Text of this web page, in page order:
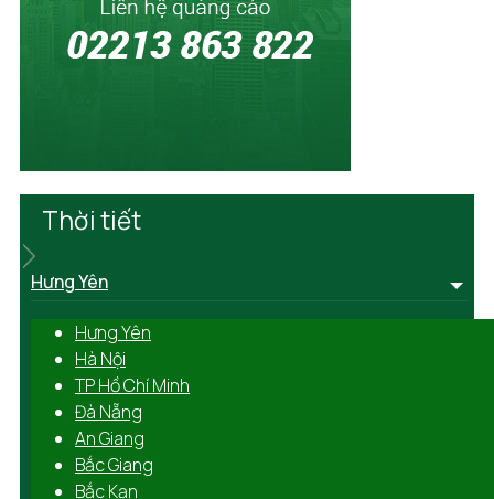
Thời tiết
Hưng Yên
Hưng Yên
Hà Nội
TP Hồ Chí Minh
Đà Nẵng
An Giang
Bắc Giang
Bắc Kạn